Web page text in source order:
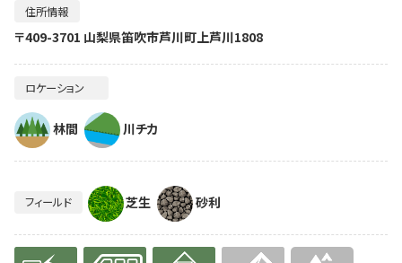
住所情報
〒409-3701 山梨県笛吹市芦川町上芦川1808
ロケーション
林間 川チカ
フィールド 芝生 砂利